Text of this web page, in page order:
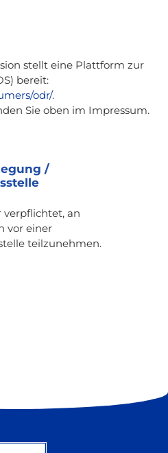
stellt eine Plattform zur
bereit:
odr/.
Sie oben im Impressum.
/
an
vor einer
teilzunehmen.